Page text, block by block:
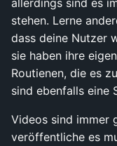
stehen. Lerne
dass deine Nutzer
sie haben ihre
Routienen, die es
sind ebenfalls eine
Videos sind immer
veröffentliche es